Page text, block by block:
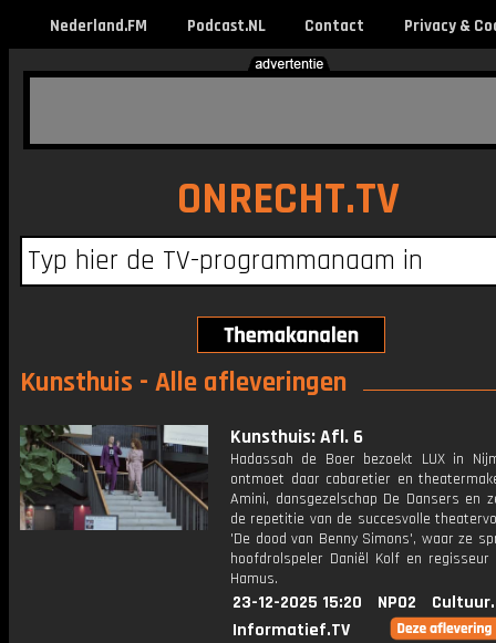
Nederland.FM Podcast.NL Contact Privacy &
ONRECHT.TV
Kunsthuis - Alle afleveringen
Kunsthuis: Afl. 6
Hadassah de Boer bezoekt LUX in
ontmoet daar cabaretier en
Amini, dansgezelschap De Dansers en
de repetitie van de succesvolle
'De dood van Benny Simons', waar ze
hoofdrolspeler Daniël Kolf en regisseur
Hamus.
23-12-2025 15:20 NPO2
Informatief.TV